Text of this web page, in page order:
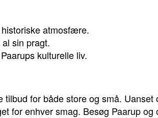
atmosfære.
sin pragt.
kulturelle liv.
for både store og små. Uanset
for enhver smag. Besøg Paarup